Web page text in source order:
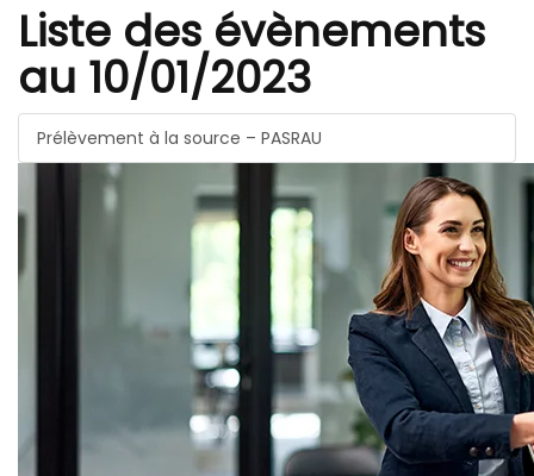
Liste des évènements
au 10/01/2023
Prélèvement à la source – PASRAU